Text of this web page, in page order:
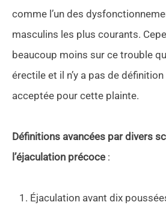
comme l’un des
masculins les plus courants.
beaucoup moins sur ce trouble
érectile et il n’y a pas de
acceptée pour cette plainte.
Définitions avancées par divers
l’éjaculation précoce :
Éjaculation avant dix